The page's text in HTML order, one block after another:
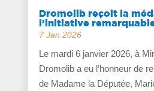
Dromolib reçoit la
l’initiative
7 Jan 2026
Le mardi 6 janvier 2026, à
Dromolib a eu l’honneur de
de Madame la Députée,